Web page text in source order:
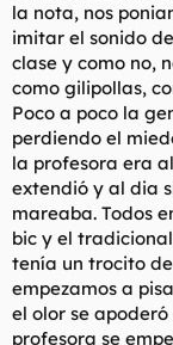
la nota, nos
imitar el sonido
clase y como no,
como gilipollas,
Poco a poco la
perdiendo el
la profesora era
extendió y al dia
mareaba. Todos
bic y el
tenía un trocito
empezamos a
el olor se
profesora se